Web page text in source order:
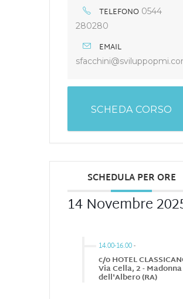
TELEFONO 0544
280280
EMAIL
SCHEDA CORSO
SCHEDULA PER ORE
14 Novembre
14.00-16.00-
c/o HOTEL
Via Cella, 2 - Madonna
dell'Albero (RA)